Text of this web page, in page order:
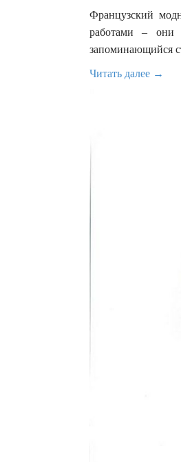
Французский
работами – они
запоминающийся
Читать далее →